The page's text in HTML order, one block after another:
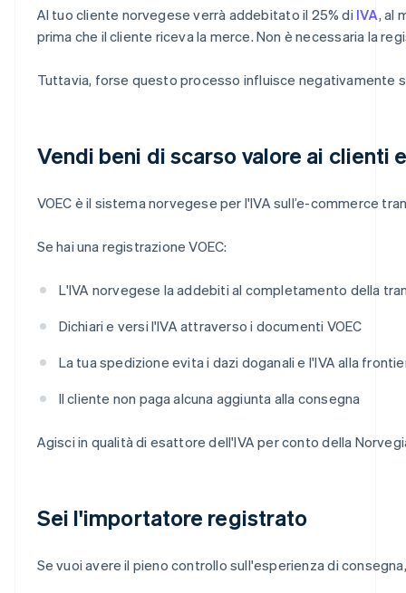
Al tuo cliente norvegese verrà addebitato il 25% di IVA, al
prima che il cliente riceva la merce. Non è necessaria la
Tuttavia, forse questo processo influisce negativamente
Vendi beni di scarso valore ai clienti
VOEC è il sistema norvegese per l'IVA sull’e-commerce
Se hai una registrazione VOEC:
L'IVA norvegese la addebiti al completamento della
Dichiari e versi l'IVA attraverso i documenti VOEC
La tua spedizione evita i dazi doganali e l'IVA alla
Il cliente non paga alcuna aggiunta alla consegna
Agisci in qualità di esattore dell'IVA per conto della
Sei l'importatore registrato
Se vuoi avere il pieno controllo sull'esperienza di